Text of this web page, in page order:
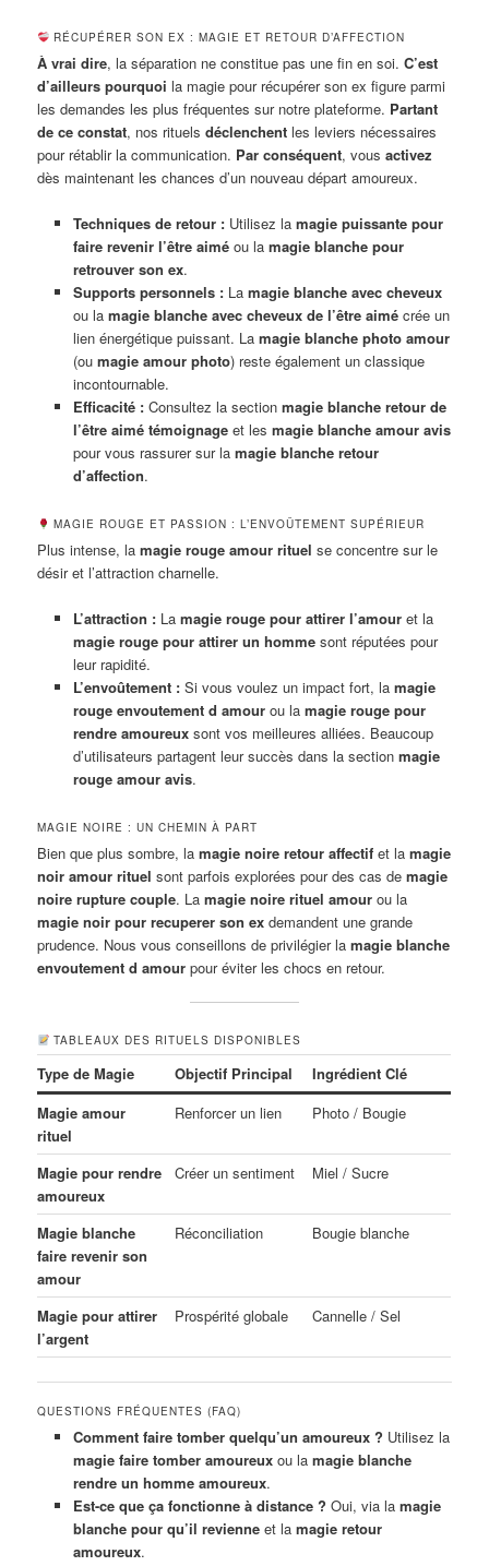
RÉCUPÉRER SON EX : MAGIE ET RETOUR D’AFFECTION
À vrai dire, la séparation ne constitue pas une fin en soi.C’est
d’ailleurs pourquoi la magie pour récupérer son ex figure parmi
les demandes les plus fréquentes sur notre plateforme. Partant
de ce constat, nos rituelsdéclenchent les leviers nécessaires
pour rétablir la communication. Par conséquent, vousactivez
dès maintenant les chances d’un nouveau départ amoureux.
Techniques de retour :Utilisez la magie puissante pour
faire revenir l’être aiméou la magie blanche pour
retrouver son ex.
Supports personnels :La magie blanche avec cheveux
ou la magie blanche avec cheveux de l’être aimécrée un
lien énergétique puissant. La magie blanche photo amour
(ou magie amour photo) reste également un classique
incontournable.
Efficacité :Consultez la section magie blanche retour de
l’être aimé témoignageet les magie blanche amour avis
pour vous rassurer sur la magie blanche retour
d’affection.
MAGIE ROUGE ET PASSION : L’ENVOÛTEMENT SUPÉRIEUR
Plus intense, lamagie rouge amour rituel se concentre sur le
désir et l’attraction charnelle.
L’attraction :La magie rouge pour attirer l’amouret la
magie rouge pour attirer un hommesont réputées pour
leur rapidité.
L’envoûtement :Si vous voulez un impact fort, la magie
rouge envoutement d amourou la magie rouge pour
rendre amoureuxsont vos meilleures alliées. Beaucoup
d’utilisateurs partagent leur succès dans la section magie
rouge amour avis.
MAGIE NOIRE : UN CHEMIN À PART
Bien que plus sombre, lamagie noire retour affectif et lamagie
noir amour rituel sont parfois explorées pour des cas demagie
noire rupture couple. Lamagie noire rituel amour ou la
magie noir pour recuperer son ex demandent une grande
prudence. Nous vous conseillons de privilégier lamagie blanche
envoutement d amour pour éviter les chocs en retour.
TABLEAUX DES RITUELS DISPONIBLES
Type de Magie Objectif Principal
Ingrédient Clé
Magie amour
rituel
Renforcer un lien Photo / Bougie
Magie pour rendre
amoureux
Créer un sentiment Miel / Sucre
Magie blanche
faire revenir son
amour
Réconciliation Bougie blanche
Magie pour attirer
l’argent
Prospérité globale Cannelle / Sel
QUESTIONS FRÉQUENTES (FAQ)
Comment faire tomber quelqu’un amoureux ? Utilisez la
magie faire tomber amoureuxou la magie blanche
rendre un homme amoureux.
Est-ce que ça fonctionne à distance ? Oui, via la magie
blanche pour qu’il revienneet la magie retour
amoureux.